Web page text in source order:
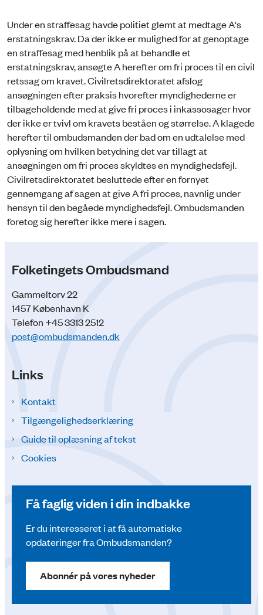
Under en straffesag havde politiet glemt at medtage A's
erstatningskrav. Da der ikke er mulighed for at genoptage
en straffesag med henblik på at behandle et
erstatningskrav, ansøgte A herefter om fri proces til en civil
retssag om kravet. Civilretsdirektoratet afslog
ansøgningen efter praksis hvorefter myndighederne er
tilbageholdende med at give fri proces i inkassosager hvor
der ikke er tvivl om kravets beståen og størrelse. A klagede
herefter til ombudsmanden der bad om en udtalelse med
oplysning om hvilken betydning det var tillagt at
ansøgningen om fri proces skyldtes en myndighedsfejl.
Civilretsdirektoratet besluttede efter en fornyet
gennemgang af sagen at give A fri proces, navnlig under
hensyn til den begåede myndighedsfejl. Ombudsmanden
foretog sig herefter ikke mere i sagen.
Folketingets Ombudsmand
Gammeltorv 22
1457 København K
Telefon +45 3313 2512
post@ombudsmanden.dk
Links
Kontakt
Tilgængelighedserklæring
Guide til oplæsning af tekst
Cookies
Få faglig viden i din indbakke
Er du interesseret i at få automatiske
opdateringer fra Ombudsmanden?
Abonnér på vores nyheder